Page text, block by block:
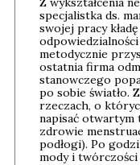
specjalistka ds.
swojej pracy
metodycznie
ostatnia firma
stanowczego
po sobie światło.
rzeczach, o
napisać otwartym
zdrowie
podłogi). Po
mody i twórczości